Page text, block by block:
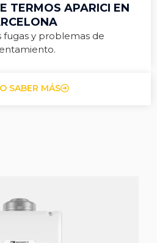
TERMOS APARICI EN
fugas y problemas de
SABER MÁS